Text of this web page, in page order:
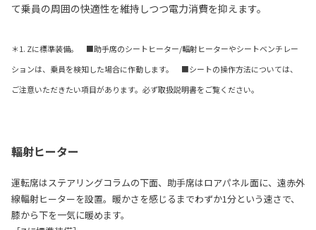
て乗員の周囲の快適性を維持しつつ電力消費を抑えます。
＊1. Zに標準装備。 ■助手席のシートヒーター/輻射ヒーターやシートベンチレー
ションは、乗員を検知した場合に作動します。 ■シートの操作方法については、
ご注意いただきたい項目があります。必ず取扱説明書をご覧ください。
輻射ヒーター
運転席はステアリングコラムの下面、助手席はロアパネル面に、遠赤外
線輻射ヒーターを設置。暖かさを感じるまでわずか1分という速さで、
膝から下を一気に暖めます。